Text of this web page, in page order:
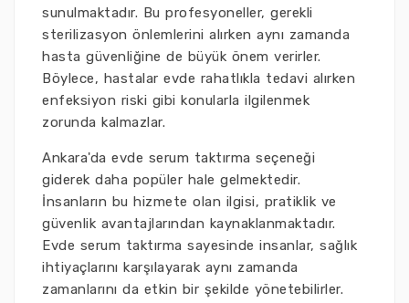
sunulmaktadır. Bu profesyoneller, gerekli
sterilizasyon önlemlerini alırken aynı zamanda
hasta güvenliğine de büyük önem verirler.
Böylece, hastalar evde rahatlıkla tedavi alırken
enfeksiyon riski gibi konularla ilgilenmek
zorunda kalmazlar.
Ankara'da evde serum taktırma seçeneği
giderek daha popüler hale gelmektedir.
İnsanların bu hizmete olan ilgisi, pratiklik ve
güvenlik avantajlarından kaynaklanmaktadır.
Evde serum taktırma sayesinde insanlar, sağlık
ihtiyaçlarını karşılayarak aynı zamanda
zamanlarını da etkin bir şekilde yönetebilirler.